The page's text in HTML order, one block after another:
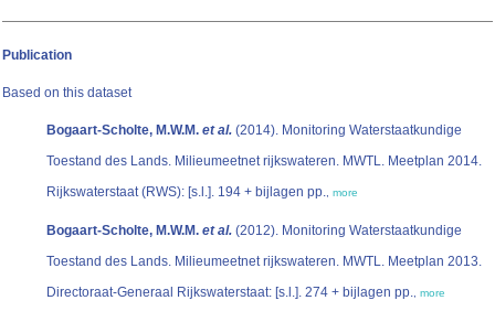
Publication
Based on this dataset
Bogaart-Scholte, M.W.M. et al. (2014). Monitoring Waterstaatkundige
Toestand des Lands. Milieumeetnet rijkswateren. MWTL. Meetplan 2014.
Rijkswaterstaat (RWS): [s.l.]. 194 + bijlagen pp., more
Bogaart-Scholte, M.W.M. et al. (2012). Monitoring Waterstaatkundige
Toestand des Lands. Milieumeetnet rijkswateren. MWTL. Meetplan 2013.
Directoraat-Generaal Rijkswaterstaat: [s.l.]. 274 + bijlagen pp., more